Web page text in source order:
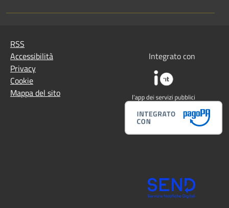
RSS
Accessibilità
Privacy
Cookie
Mappa del sito
Integrato con